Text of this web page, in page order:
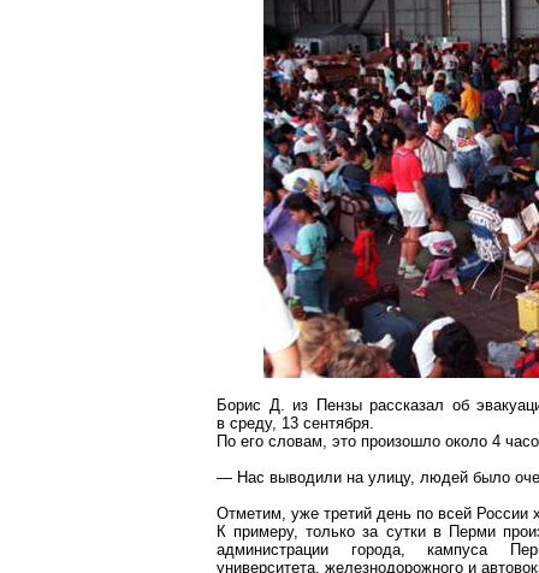
Борис Д. из Пензы рассказал об
в среду, 13 сентября.
По его словам, это произошло около 4
— Нас выводили на улицу, людей было
Отметим, уже третий день по всей России
К примеру, только за сутки в Перми
администрации города, кампуса
университета, железнодорожного и